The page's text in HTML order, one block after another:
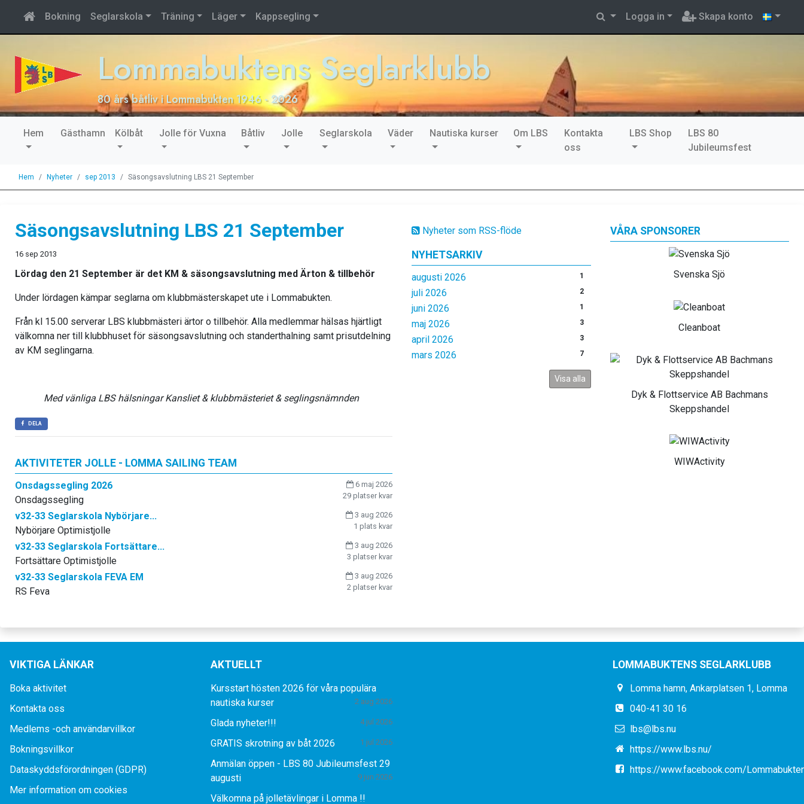
Bokning Seglarskola Träning Läger Kappsegling Logga in Skapa konto
Lommabuktens Seglarklubb
80 års båtliv i Lommabukten 1946 - 2026
Hem Gästhamn Kölbåt Jolle för Vuxna Båtliv Jolle Seglarskola Väder Nautiska kurser Om LBS
Kontakta
oss
LBS Shop
LBS 80
Jubileumsfest
Hem Nyheter sep 2013 Säsongsavslutning LBS 21 September
Nyheter som RSS-flöde
NYHETSARKIV
augusti 2026 1
juli 2026 2
juni 2026 1
maj 2026 3
april 2026 3
mars 2026 7
Visa alla
Säsongsavslutning LBS 21 September
16 sep 2013
Lördag den 21 September är det KM & säsongsavslutning med Ärton & tillbehör
Under lördagen kämpar seglarna om klubbmästerskapet ute i Lommabukten.
Från kl 15.00 serverar LBS klubbmästeri ärtor o tillbehör. Alla medlemmar hälsas hjärtligt
välkomna ner till klubbhuset för säsongsavslutning och standerthalning samt prisutdelning
av KM seglingarna.
Med vänliga LBS hälsningar Kansliet & klubbmästeriet & seglingsnämnden
DELA
AKTIVITETER JOLLE - LOMMA SAILING TEAM
Onsdagssegling 2026
6 maj 2026
29 platser kvar
Onsdagssegling
v32-33 Seglarskola Nybörjare...
3 aug 2026
1 plats kvar
Nybörjare Optimistjolle
v32-33 Seglarskola Fortsättare...
3 aug 2026
3 platser kvar
Fortsättare Optimistjolle
v32-33 Seglarskola FEVA EM
3 aug 2026
2 platser kvar
RS Feva
VÅRA SPONSORER
Svenska Sjö
Cleanboat
Dyk & Flottservice AB Bachmans
Skeppshandel
WIWActivity
VIKTIGA LÄNKAR
Boka aktivitet
Kontakta oss
Medlems -och användarvillkor
Bokningsvillkor
Dataskyddsförordningen (GDPR)
Mer information om cookies
AKTUELLT
Kursstart hösten 2026 för våra populära
nautiska kurser
2 aug 2026
Glada nyheter!!! 4 jul 2026
GRATIS skrotning av båt 2026 1 jul 2026
Anmälan öppen - LBS 80 Jubileumsfest 29
augusti
9 jun 2026
Välkomna på jolletävlingar i Lomma !!
LOMMABUKTENS SEGLARKLUBB
Lomma hamn, Ankarplatsen 1, Lomma
040-41 30 16
lbs@lbs.nu
https://www.lbs.nu/
https://www.facebook.com/